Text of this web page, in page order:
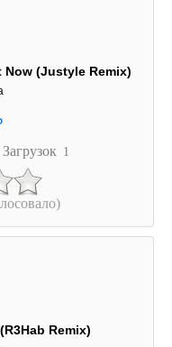
Now (Justyle Remix)
Загрузок 1
Remix)